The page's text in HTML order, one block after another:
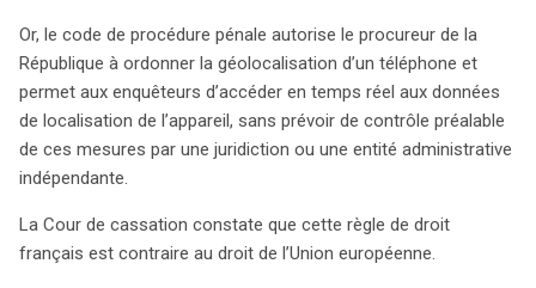
Or, le code de procédure pénale autorise le procureur de la
République à ordonner la géolocalisation d’un téléphone et
permet aux enquêteurs d’accéder en temps réel aux données
de localisation de l’appareil, sans prévoir de contrôle préalable
de ces mesures par une juridiction ou une entité administrative
indépendante.
La Cour de cassation constate que cette règle de droit
français est contraire au droit de l’Union européenne.